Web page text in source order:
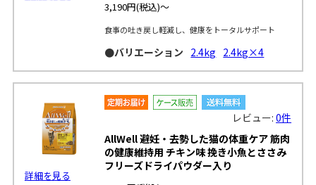
3,190円(税込)～
食事の吐き戻し軽減し、健康をトータルサポート
●バリエーション 2.4kg 2.4kg×4
詳細を見る
レビュー:0件
AllWell 避妊・去勢した猫の体重ケア 筋肉
の健康維持用 チキン味 挽き小魚とささみ
フリーズドライパウダー入り